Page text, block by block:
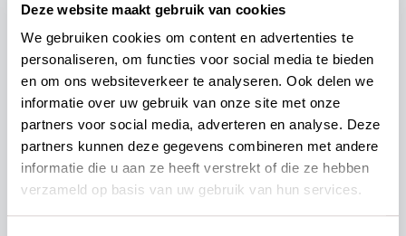
Deze website maakt gebruik van cookies
We gebruiken cookies om content en advertenties te
personaliseren, om functies voor social media te bieden
en om ons websiteverkeer te analyseren. Ook delen we
informatie over uw gebruik van onze site met onze
partners voor social media, adverteren en analyse. Deze
partners kunnen deze gegevens combineren met andere
informatie die u aan ze heeft verstrekt of die ze hebben
verzameld op basis van uw gebruik van hun services.
dode talen nog aanbieden?”
“Ach, ik slaag toch wel met een 4 voor Latijn.”
“Nutteloos en elitair!”
Het zijn best flinke uitdagingen voor het onderwijs
in de klassieke talen: de waarde van de vakken
duidelijker over het voetlicht brengen, het